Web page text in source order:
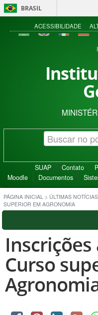
BRASIL
ACESSIBILIDADE
SUAP Contato
Moodle
Documentos
PÁGINA INICIAL > ÚLTIMAS
SUPERIOR EM AGRONOMIA
Curso